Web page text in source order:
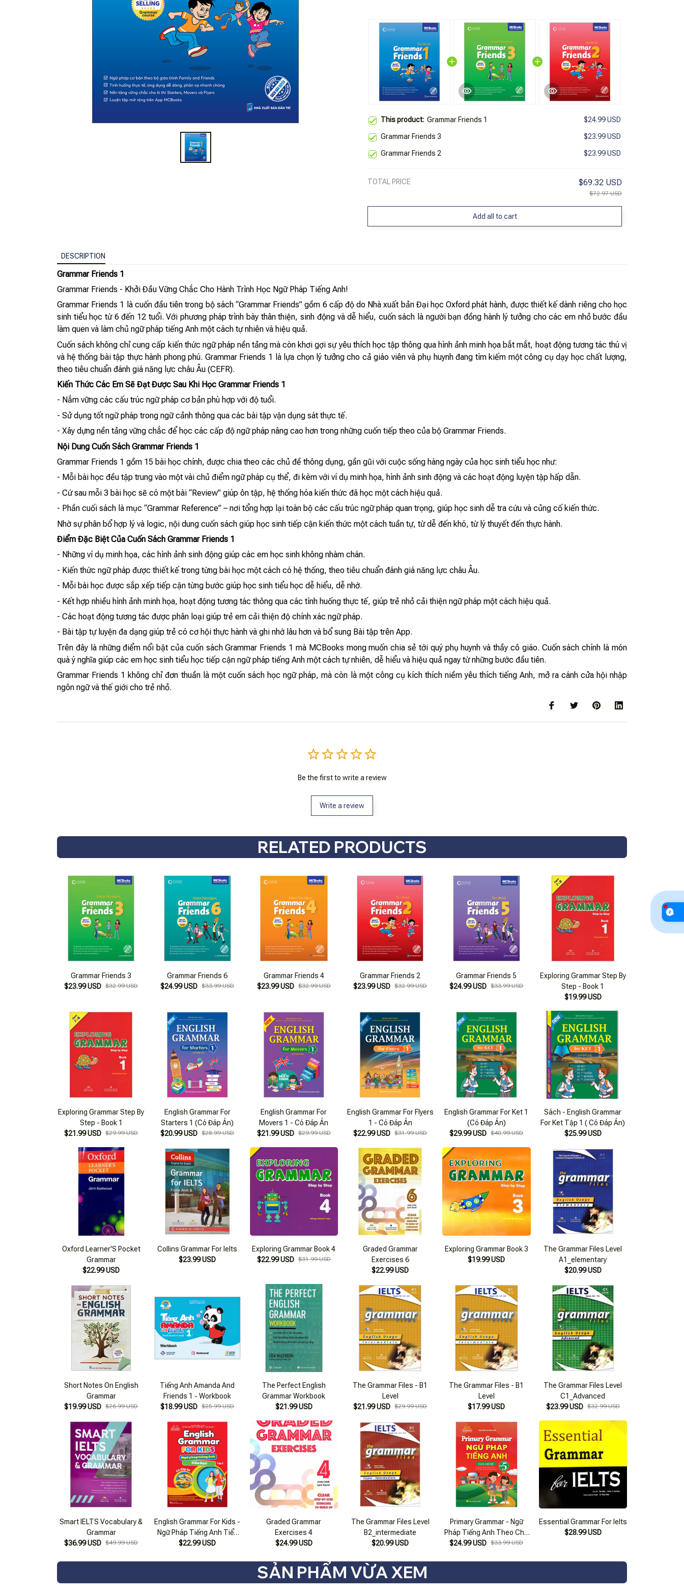
This product: Grammar Friends 1 $24.99 USD
Grammar Friends 3 $23.99 USD
Grammar Friends 2 $23.99 USD
TOTAL PRICE $69.32 USD
$72.97 USD
Add all to cart
DESCRIPTION
Grammar Friends 1
Grammar Friends - Khởi Đầu Vững Chắc Cho Hành Trình Học Ngữ Pháp Tiếng Anh!
Grammar Friends 1 là cuốn đầu tiên trong bộ sách “Grammar Friends” gồm 6 cấp độ do Nhà xuất bản Đại học Oxford phát hành, được thiết kế dành riêng cho học
sinh tiểu học từ 6 đến 12 tuổi. Với phương pháp trình bày thân thiện, sinh động và dễ hiểu, cuốn sách là người bạn đồng hành lý tưởng cho các em nhỏ bước đầu
làm quen và làm chủ ngữ pháp tiếng Anh một cách tự nhiên và hiệu quả.
Cuốn sách không chỉ cung cấp kiến thức ngữ pháp nền tảng mà còn khơi gợi sự yêu thích học tập thông qua hình ảnh minh họa bắt mắt, hoạt động tương tác thú vị
và hệ thống bài tập thực hành phong phú. Grammar Friends 1 là lựa chọn lý tưởng cho cả giáo viên và phụ huynh đang tìm kiếm một công cụ dạy học chất lượng,
theo tiêu chuẩn đánh giá năng lực châu Âu (CEFR).
Kiến Thức Các Em Sẽ Đạt Được Sau Khi Học Grammar Friends 1
- Nắm vững các cấu trúc ngữ pháp cơ bản phù hợp với độ tuổi.
- Sử dụng tốt ngữ pháp trong ngữ cảnh thông qua các bài tập vận dụng sát thực tế.
- Xây dựng nền tảng vững chắc để học các cấp độ ngữ pháp nâng cao hơn trong những cuốn tiếp theo của bộ Grammar Friends.
Nội Dung Cuốn Sách Grammar Friends 1
Grammar Friends 1 gồm 15 bài học chính, được chia theo các chủ đề thông dụng, gần gũi với cuộc sống hàng ngày của học sinh tiểu học như:
- Mỗi bài học đều tập trung vào một vài chủ điểm ngữ pháp cụ thể, đi kèm với ví dụ minh họa, hình ảnh sinh động và các hoạt động luyện tập hấp dẫn.
- Cứ sau mỗi 3 bài học sẽ có một bài “Review” giúp ôn tập, hệ thống hóa kiến thức đã học một cách hiệu quả.
- Phần cuối sách là mục “Grammar Reference” – nơi tổng hợp lại toàn bộ các cấu trúc ngữ pháp quan trọng, giúp học sinh dễ tra cứu và củng cố kiến thức.
Nhờ sự phân bổ hợp lý và logic, nội dung cuốn sách giúp học sinh tiếp cận kiến thức một cách tuần tự, từ dễ đến khó, từ lý thuyết đến thực hành.
Điểm Đặc Biệt Của Cuốn Sách Grammar Friends 1
- Những ví dụ minh họa, các hình ảnh sinh động giúp các em học sinh không nhàm chán.
- Kiến thức ngữ pháp được thiết kế trong từng bài học một cách có hệ thống, theo tiêu chuẩn đánh giá năng lực châu Âu.
- Mỗi bài học được sắp xếp tiếp cận từng bước giúp học sinh tiểu học dễ hiểu, dễ nhớ.
- Kết hợp nhiều hình ảnh minh họa, hoạt động tương tác thông qua các tình huống thực tế, giúp trẻ nhỏ cải thiện ngữ pháp một cách hiệu quả.
- Các hoạt động tương tác được phân loại giúp trẻ em cải thiện độ chính xác ngữ pháp.
- Bài tập tự luyện đa dạng giúp trẻ có cơ hội thực hành và ghi nhớ lâu hơn và bổ sung Bài tập trên App.
Trên đây là những điểm nổi bật của cuốn sách Grammar Friends 1 mà MCBooks mong muốn chia sẻ tới quý phụ huynh và thầy cô giáo. Cuốn sách chính là món
quà ý nghĩa giúp các em học sinh tiểu học tiếp cận ngữ pháp tiếng Anh một cách tự nhiên, dễ hiểu và hiệu quả ngay từ những bước đầu tiên.
Grammar Friends 1 không chỉ đơn thuần là một cuốn sách học ngữ pháp, mà còn là một công cụ kích thích niềm yêu thích tiếng Anh, mở ra cánh cửa hội nhập
ngôn ngữ và thế giới cho trẻ nhỏ.
Be the first to write a review
Write a review
RELATED PRODUCTS
Grammar Friends 3
$23.99 USD $32.99 USD
Grammar Friends 6
$24.99 USD
$33.99 USD
Grammar Friends 4
$23.99 USD $32.99 USD
Grammar Friends 2
$23.99 USD $32.99 USD
Grammar Friends 5
$24.99 USD
$33.99 USD
Exploring Grammar Step By
Step - Book 1
$19.99 USD
Exploring Grammar Step By
Step - Book 1
$21.99 USD $29.99 USD
English Grammar For
Starters 1 (Có Đáp Án)
$20.99 USD
$28.99 USD
English Grammar For
Movers 1 - Có Đáp Án
$21.99 USD $29.99 USD
English Grammar For Flyers
1 - Có Đáp Án
$22.99 USD $31.99 USD
English Grammar For Ket 1
(Có Đáp Án)
$29.99 USD
$40.99 USD
Sách - English Grammar
For Ket Tập 1 ( Có Đáp Án)
$25.99 USD
Oxford Learner'S Pocket
Grammar
$22.99 USD
Collins Grammar For Ielts
$23.99 USD
Exploring Grammar Book 4
$22.99 USD $31.99 USD
Graded Grammar
Exercises 6
$22.99 USD
Exploring Grammar Book 3
$19.99 USD
The Grammar Files Level
A1_elementary
$20.99 USD
Short Notes On English
Grammar
$19.99 USD $26.99 USD
Tiếng Anh Amanda And
Friends 1 - Workbook
$18.99 USD
$25.99 USD
The Perfect English
Grammar Workbook
$21.99 USD
The Grammar Files - B1
Level
$21.99 USD $29.99 USD
The Grammar Files - B1
Level
$17.99 USD
The Grammar Files Level
C1_Advanced
$23.99 USD $32.99 USD
Smart IELTS Vocabulary &
Grammar
$36.99 USD $49.99 USD
English Grammar For Kids -
Ngữ Pháp Tiếng Anh Tiểu
Học - Tập 1 (có Đáp Án)
$22.99 USD
Graded Grammar
Exercises 4
$24.99 USD
The Grammar Files Level
B2_intermediate
$20.99 USD
Primary Grammar - Ngữ
Pháp Tiếng Anh Theo Chủ
Đề Lớp 5 - Tập 1
$24.99 USD $33.99 USD
Essential Grammar For Ielts
$28.99 USD
SẢN PHẨM VỪA XEM